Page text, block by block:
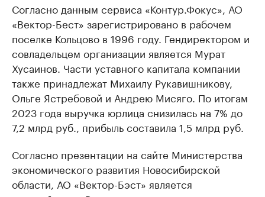
Согласно данным сервиса «Контур.Фокус», АО
«Вектор-Бест» зарегистрировано в рабочем
поселке Кольцово в 1996 году. Гендиректором и
совладельцем организации является Мурат
Хусаинов. Части уставного капитала компании
также принадлежат Михаилу Рукавишникову,
Ольге Ястребовой и Андрею Мисяго. По итогам
2023 года выручка юрлица снизилась на 7% до
7,2 млрд руб., прибыль составила 1,5 млрд руб.
Согласно презентации на сайте Министерства
экономического развития Новосибирской
области, АО «Вектор-Бэст» является